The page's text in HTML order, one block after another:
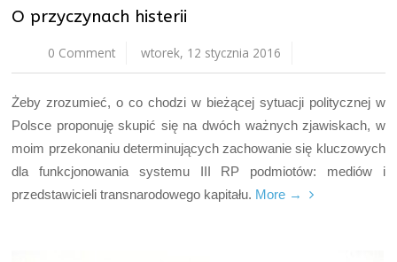
O przyczynach histerii
0 Comment wtorek, 12 stycznia 2016
Żeby zrozumieć, o co chodzi w bieżącej sytuacji politycznej w
Polsce proponuję skupić się na dwóch ważnych zjawiskach, w
moim przekonaniu determinujących zachowanie się kluczowych
dla funkcjonowania systemu III RP podmiotów: mediów i
przedstawicieli transnarodowego kapitału. More →